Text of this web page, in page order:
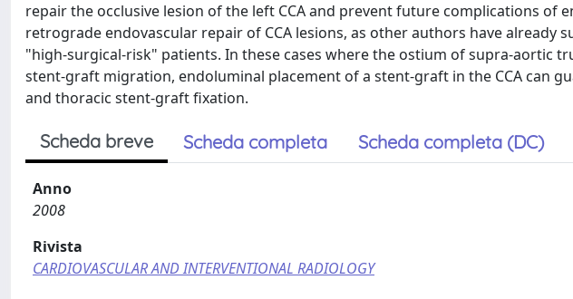
repair the occlusive lesion of the left CCA and prevent future complications of
retrograde endovascular repair of CCA lesions, as other authors have already
"high-surgical-risk" patients. In these cases where the ostium of supra-aortic
stent-graft migration, endoluminal placement of a stent-graft in the CCA can
and thoracic stent-graft fixation.
Scheda breve Scheda completa Scheda completa (DC)
Anno
2008
Rivista
CARDIOVASCULAR AND INTERVENTIONAL RADIOLOGY